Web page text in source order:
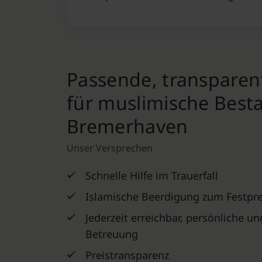
Passende,
für muslimische
Bremerhaven
Unser Versprechen
Schnelle Hilfe im Trauerfall
Islamische Beerdigung zum
Jederzeit erreichbar, persönliche
Betreuung
Preistransparenz